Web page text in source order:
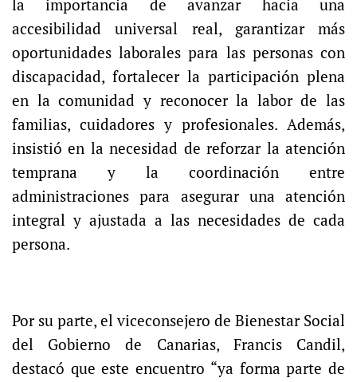
la importancia de avanzar hacia una
accesibilidad universal real, garantizar más
oportunidades laborales para las personas con
discapacidad, fortalecer la participación plena
en la comunidad y reconocer la labor de las
familias, cuidadores y profesionales. Además,
insistió en la necesidad de reforzar la atención
temprana y la coordinación entre
administraciones para asegurar una atención
integral y ajustada a las necesidades de cada
persona.
Por su parte, el viceconsejero de Bienestar Social
del Gobierno de Canarias, Francis Candil,
destacó que este encuentro “ya forma parte de